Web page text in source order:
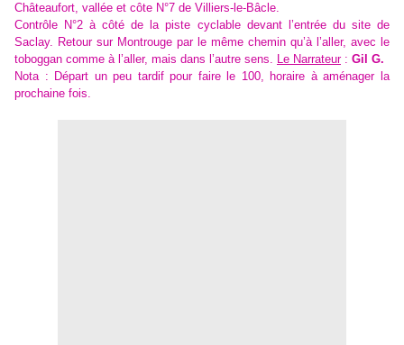
Châteaufort, vallée et côte N°7 de Villiers-le-Bâcle.
Contrôle N°2 à côté de la piste cyclable devant l’entrée du site de
Saclay. Retour sur Montrouge par le même chemin qu’à l’aller, avec le
toboggan comme à l’aller, mais dans l’autre sens. Le Narrateur: Gil G.
Nota : Départ un peu tardif pour faire le 100, horaire à aménager la
prochaine fois.